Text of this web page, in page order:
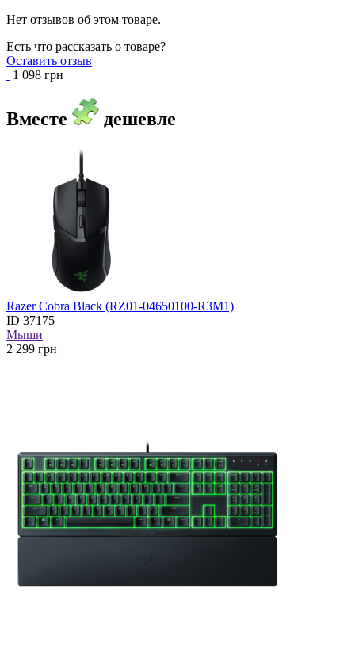
Нет отзывов об этом товаре.
Есть что рассказать о товаре?
Оставить отзыв
1 098 грн
Вместе дешевле
Razer Cobra Black (RZ01-04650100-R3M1)
ID 37175
Мыши
2 299 грн